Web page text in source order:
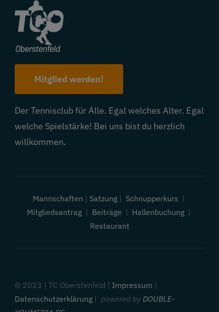
Mitglied werden!
Der Tennisclub für Alle. Egal welches Alter. Egal
welche Spielstärke! Bei uns bist du herzlich
willkommen.
Mannschaften | Satzung| Schnupperkurs |
Mitgliedsantrag| Beiträge | Hallenbuchung|
Restaurant
© 2023 | TC Oberstenfeld | Impressum |
Datenschutzerklärung | powered by DOUBLE-